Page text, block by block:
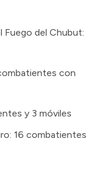
Fuego del Chubut:
con
y 3 móviles
16 combatientes